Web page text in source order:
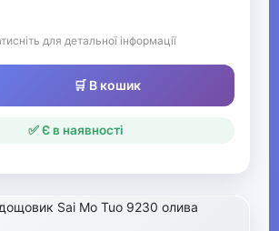
для детальної інформації
🛒 В кошик
✅ Є в наявності